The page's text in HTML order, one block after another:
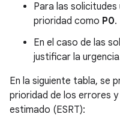
Para las
prioridad como P0.
En el caso de las
justificar la
En la siguiente tabla, se
prioridad de los errores
estimado (ESRT):